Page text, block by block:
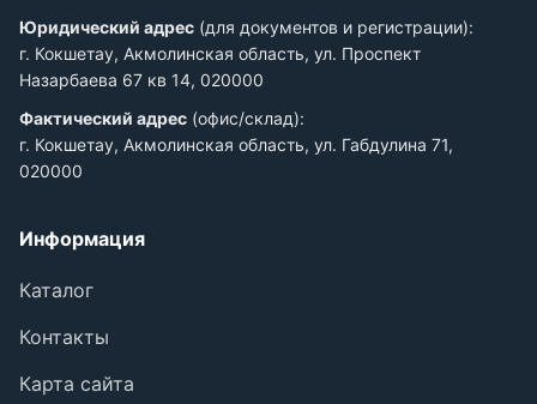
Юридический адрес (для документов и регистрации):
г. Кокшетау, Акмолинская область, ул. Проспект
Назарбаева 67 кв 14, 020000
Фактический адрес (офис/склад):
г. Кокшетау, Акмолинская область, ул. Габдулина 71,
020000
Информация
Каталог
Контакты
Карта сайта